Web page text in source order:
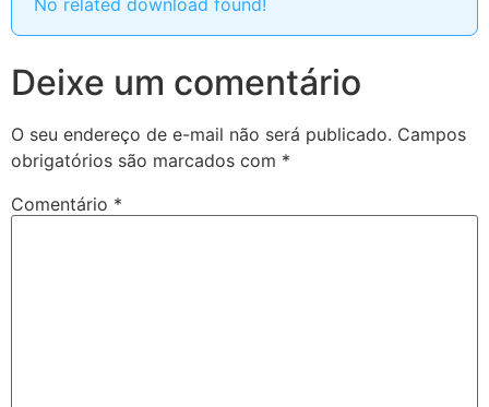
No related download found!
Deixe um comentário
O seu endereço de e-mail não será publicado. Campos
obrigatórios são marcados com *
Comentário *